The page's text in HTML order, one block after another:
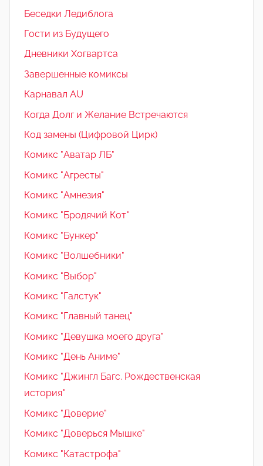
Беседки Ледиблога
Гости из Будущего
Дневники Хогвартса
Завершенные комиксы
Карнавал AU
Когда Долг и Желание Встречаются
Код замены (Цифровой Цирк)
Комикс "Аватар ЛБ"
Комикс "Агресты"
Комикс "Амнезия"
Комикс "Бродячий Кот"
Комикс "Бункер"
Комикс "Волшебники"
Комикс "Выбор"
Комикс "Галстук"
Комикс "Главный танец"
Комикс "Девушка моего друга"
Комикс "День Аниме"
Комикс "Джингл Багс. Рождественская
история"
Комикс "Доверие"
Комикс "Доверься Мышке"
Комикс "Катастрофа"